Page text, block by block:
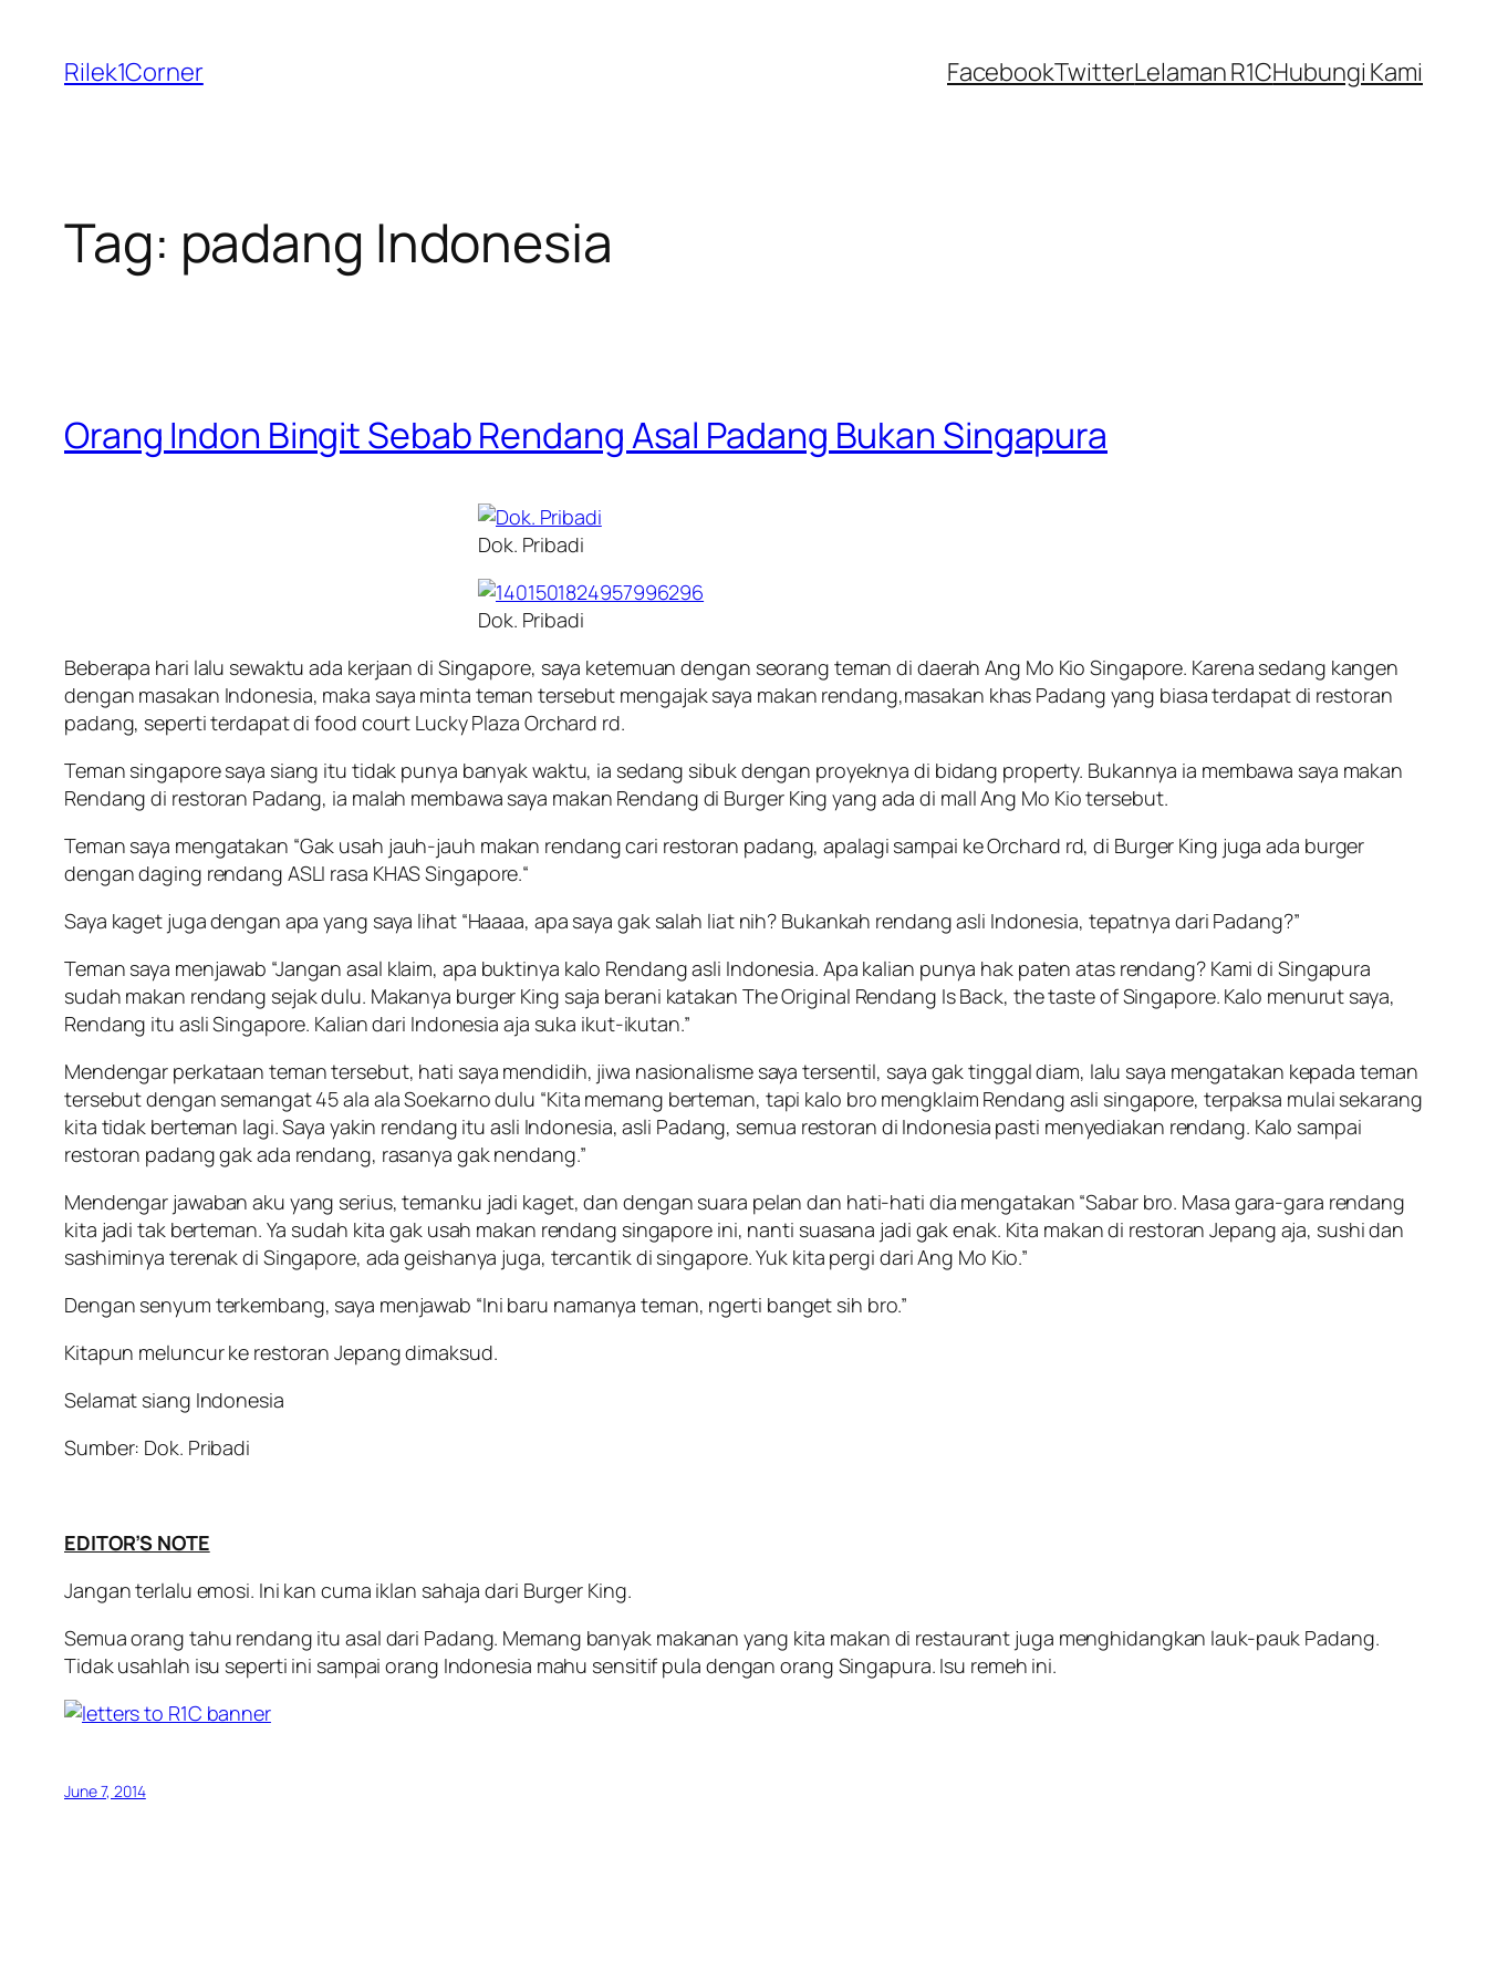
content
Rilek1Corner FacebookTwitterLelaman R1CHubungi Kami
Tag: padang Indonesia
Orang Indon Bingit Sebab Rendang Asal Padang Bukan Singapura
Dok. Pribadi
Dok. Pribadi
Beberapa hari lalu sewaktu ada kerjaan di Singapore, saya ketemuan dengan seorang teman di daerah Ang Mo Kio Singapore. Karena sedang kangen
dengan masakan Indonesia, maka saya minta teman tersebut mengajak saya makan rendang,masakan khas Padang yang biasa terdapat di restoran
padang, seperti terdapat di food court Lucky Plaza Orchard rd.
Teman singapore saya siang itu tidak punya banyak waktu, ia sedang sibuk dengan proyeknya di bidang property. Bukannya ia membawa saya makan
Rendang di restoran Padang, ia malah membawa saya makan Rendang di Burger King yang ada di mall Ang Mo Kio tersebut.
Teman saya mengatakan “Gak usah jauh-jauh makan rendang cari restoran padang, apalagi sampai ke Orchard rd, di Burger King juga ada burger
dengan daging rendang ASLI rasa KHAS Singapore.“
Saya kaget juga dengan apa yang saya lihat “Haaaa, apa saya gak salah liat nih? Bukankah rendang asli Indonesia, tepatnya dari Padang?”
Teman saya menjawab “Jangan asal klaim, apa buktinya kalo Rendang asli Indonesia. Apa kalian punya hak paten atas rendang? Kami di Singapura
sudah makan rendang sejak dulu. Makanya burger King saja berani katakan The Original Rendang Is Back, the taste of Singapore. Kalo menurut saya,
Rendang itu asli Singapore. Kalian dari Indonesia aja suka ikut-ikutan.”
Mendengar perkataan teman tersebut, hati saya mendidih, jiwa nasionalisme saya tersentil, saya gak tinggal diam, lalu saya mengatakan kepada teman
tersebut dengan semangat 45 ala ala Soekarno dulu “Kita memang berteman, tapi kalo bro mengklaim Rendang asli singapore, terpaksa mulai sekarang
kita tidak berteman lagi. Saya yakin rendang itu asli Indonesia, asli Padang, semua restoran di Indonesia pasti menyediakan rendang. Kalo sampai
restoran padang gak ada rendang, rasanya gak nendang.”
Mendengar jawaban aku yang serius, temanku jadi kaget, dan dengan suara pelan dan hati-hati dia mengatakan “Sabar bro. Masa gara-gara rendang
kita jadi tak berteman. Ya sudah kita gak usah makan rendang singapore ini, nanti suasana jadi gak enak. Kita makan di restoran Jepang aja, sushi dan
sashiminya terenak di Singapore, ada geishanya juga, tercantik di singapore. Yuk kita pergi dari Ang Mo Kio.”
Dengan senyum terkembang, saya menjawab “Ini baru namanya teman, ngerti banget sih bro.”
Kitapun meluncur ke restoran Jepang dimaksud.
Selamat siang Indonesia
Sumber: Dok. Pribadi
EDITOR’S NOTE
Jangan terlalu emosi. Ini kan cuma iklan sahaja dari Burger King.
Semua orang tahu rendang itu asal dari Padang. Memang banyak makanan yang kita makan di restaurant juga menghidangkan lauk-pauk Padang.
Tidak usahlah isu seperti ini sampai orang Indonesia mahu sensitif pula dengan orang Singapura. Isu remeh ini.
June 7, 2014